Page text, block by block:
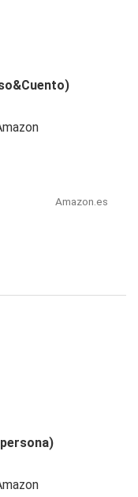
Amazon.es